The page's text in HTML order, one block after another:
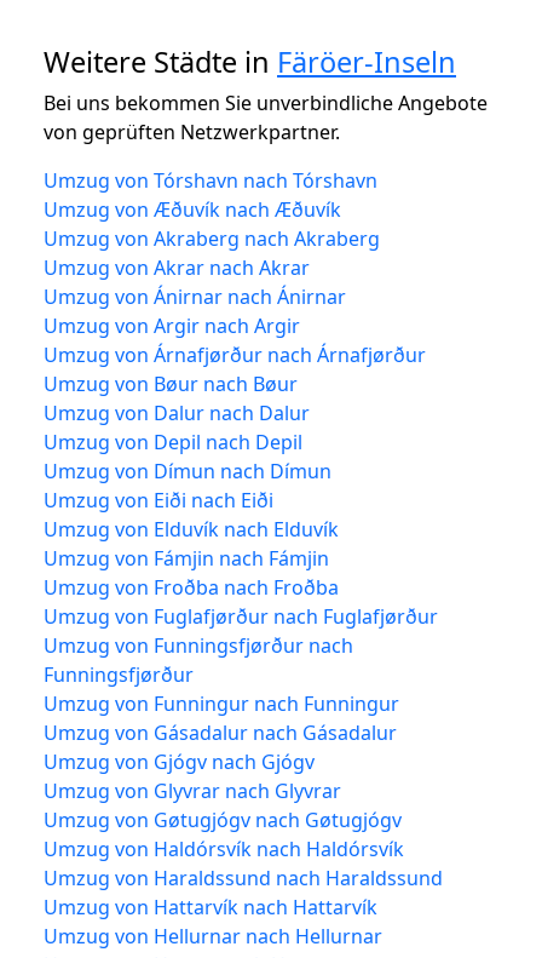
Weitere Städte in Färöer-Inseln
Bei uns bekommen Sie unverbindliche Angebote
von geprüften Netzwerkpartner.
Umzug von Tórshavn nach Tórshavn
Umzug von Æðuvík nach Æðuvík
Umzug von Akraberg nach Akraberg
Umzug von Akrar nach Akrar
Umzug von Ánirnar nach Ánirnar
Umzug von Argir nach Argir
Umzug von Árnafjørður nach Árnafjørður
Umzug von Bøur nach Bøur
Umzug von Dalur nach Dalur
Umzug von Depil nach Depil
Umzug von Dímun nach Dímun
Umzug von Eiði nach Eiði
Umzug von Elduvík nach Elduvík
Umzug von Fámjin nach Fámjin
Umzug von Froðba nach Froðba
Umzug von Fuglafjørður nach Fuglafjørður
Umzug von Funningsfjørður nach
Funningsfjørður
Umzug von Funningur nach Funningur
Umzug von Gásadalur nach Gásadalur
Umzug von Gjógv nach Gjógv
Umzug von Glyvrar nach Glyvrar
Umzug von Gøtugjógv nach Gøtugjógv
Umzug von Haldórsvík nach Haldórsvík
Umzug von Haraldssund nach Haraldssund
Umzug von Hattarvík nach Hattarvík
Umzug von Hellurnar nach Hellurnar